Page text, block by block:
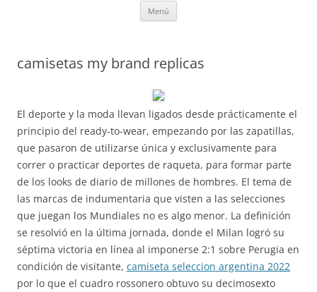
Menú
camisetas my brand replicas
El deporte y la moda llevan ligados desde prácticamente el
principio del ready-to-wear, empezando por las zapatillas,
que pasaron de utilizarse única y exclusivamente para
correr o practicar deportes de raqueta, para formar parte
de los looks de diario de millones de hombres. El tema de
las marcas de indumentaria que visten a las selecciones
que juegan los Mundiales no es algo menor. La definición
se resolvió en la última jornada, donde el Milan logró su
séptima victoria en línea al imponerse 2:1 sobre Perugia en
condición de visitante, camiseta seleccion argentina 2022
por lo que el cuadro rossonero obtuvo su decimosexto